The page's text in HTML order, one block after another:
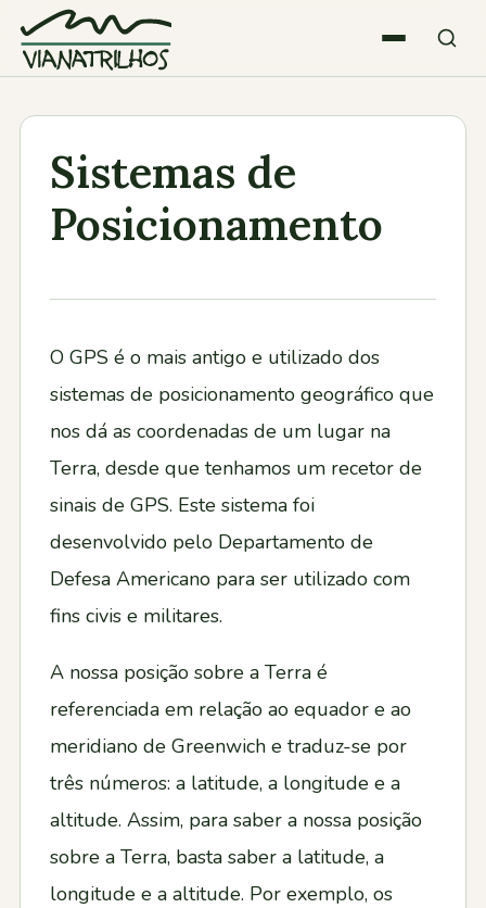
Atividades
Participações
Diversos
Contactos
Sistemas de
Posicionamento
O GPS é o mais antigo e utilizado dos
sistemas de posicionamento geográfico que
nos dá as coordenadas de um lugar na
Terra, desde que tenhamos um recetor de
sinais de GPS. Este sistema foi
desenvolvido pelo Departamento de
Defesa Americano para ser utilizado com
fins civis e militares.
A nossa posição sobre a Terra é
referenciada em relação ao equador e ao
meridiano de Greenwich e traduz-se por
três números: a latitude, a longitude e a
altitude. Assim, para saber a nossa posição
sobre a Terra, basta saber a latitude, a
longitude e a altitude. Por exemplo, os